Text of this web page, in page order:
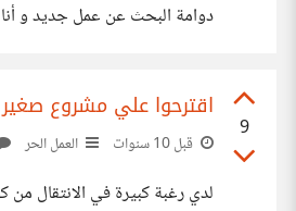
دوامة البحث عن عمل جديد و
9
اقترحوا علي مشروع
قبل 10 سنوات العمل الحر
لدي رغبة كبيرة في الانتقال